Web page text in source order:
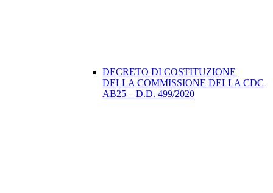
DECRETO DI COSTITUZIONE
DELLA COMMISSIONE DELLA CDC
AB25 – D.D. 499/2020